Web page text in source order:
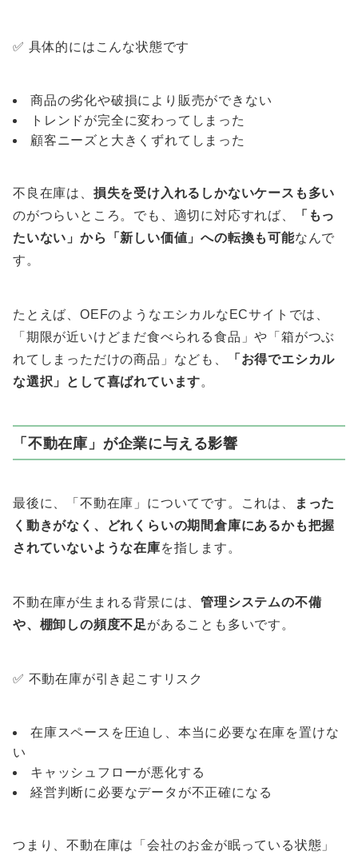
✅ 具体的にはこんな状態です
商品の劣化や破損により販売ができない
トレンドが完全に変わってしまった
顧客ニーズと大きくずれてしまった
不良在庫は、 損失を受け入れるしかないケースも多い
のがつらいところ。でも、適切に対応すれば、
「もっ
たいない」から「新しい価値」への転換も可能なんで
す。
たとえば、OEFのようなエシカルなECサイトでは、
「期限が近いけどまだ食べられる食品」や「箱がつぶ
れてしまっただけの商品」なども、
「お得でエシカル
な選択」として喜ばれています。
「不動在庫」が企業に与える影響
最後に、「不動在庫」についてです。これは、
まった
く動きがなく、どれくらいの期間倉庫にあるかも把握
されていないような在庫を指します。
不動在庫が生まれる背景には、管理システムの不備
や、棚卸しの頻度不足 があることも多いです。
✅ 不動在庫が引き起こすリスク
在庫スペースを圧迫し、本当に必要な在庫を置けな
い
キャッシュフローが悪化する
経営判断に必要なデータが不正確になる
つまり、不動在庫は「会社のお金が眠っている状態」